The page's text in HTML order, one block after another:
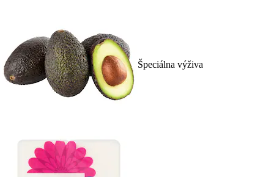
Špeciálna výživa